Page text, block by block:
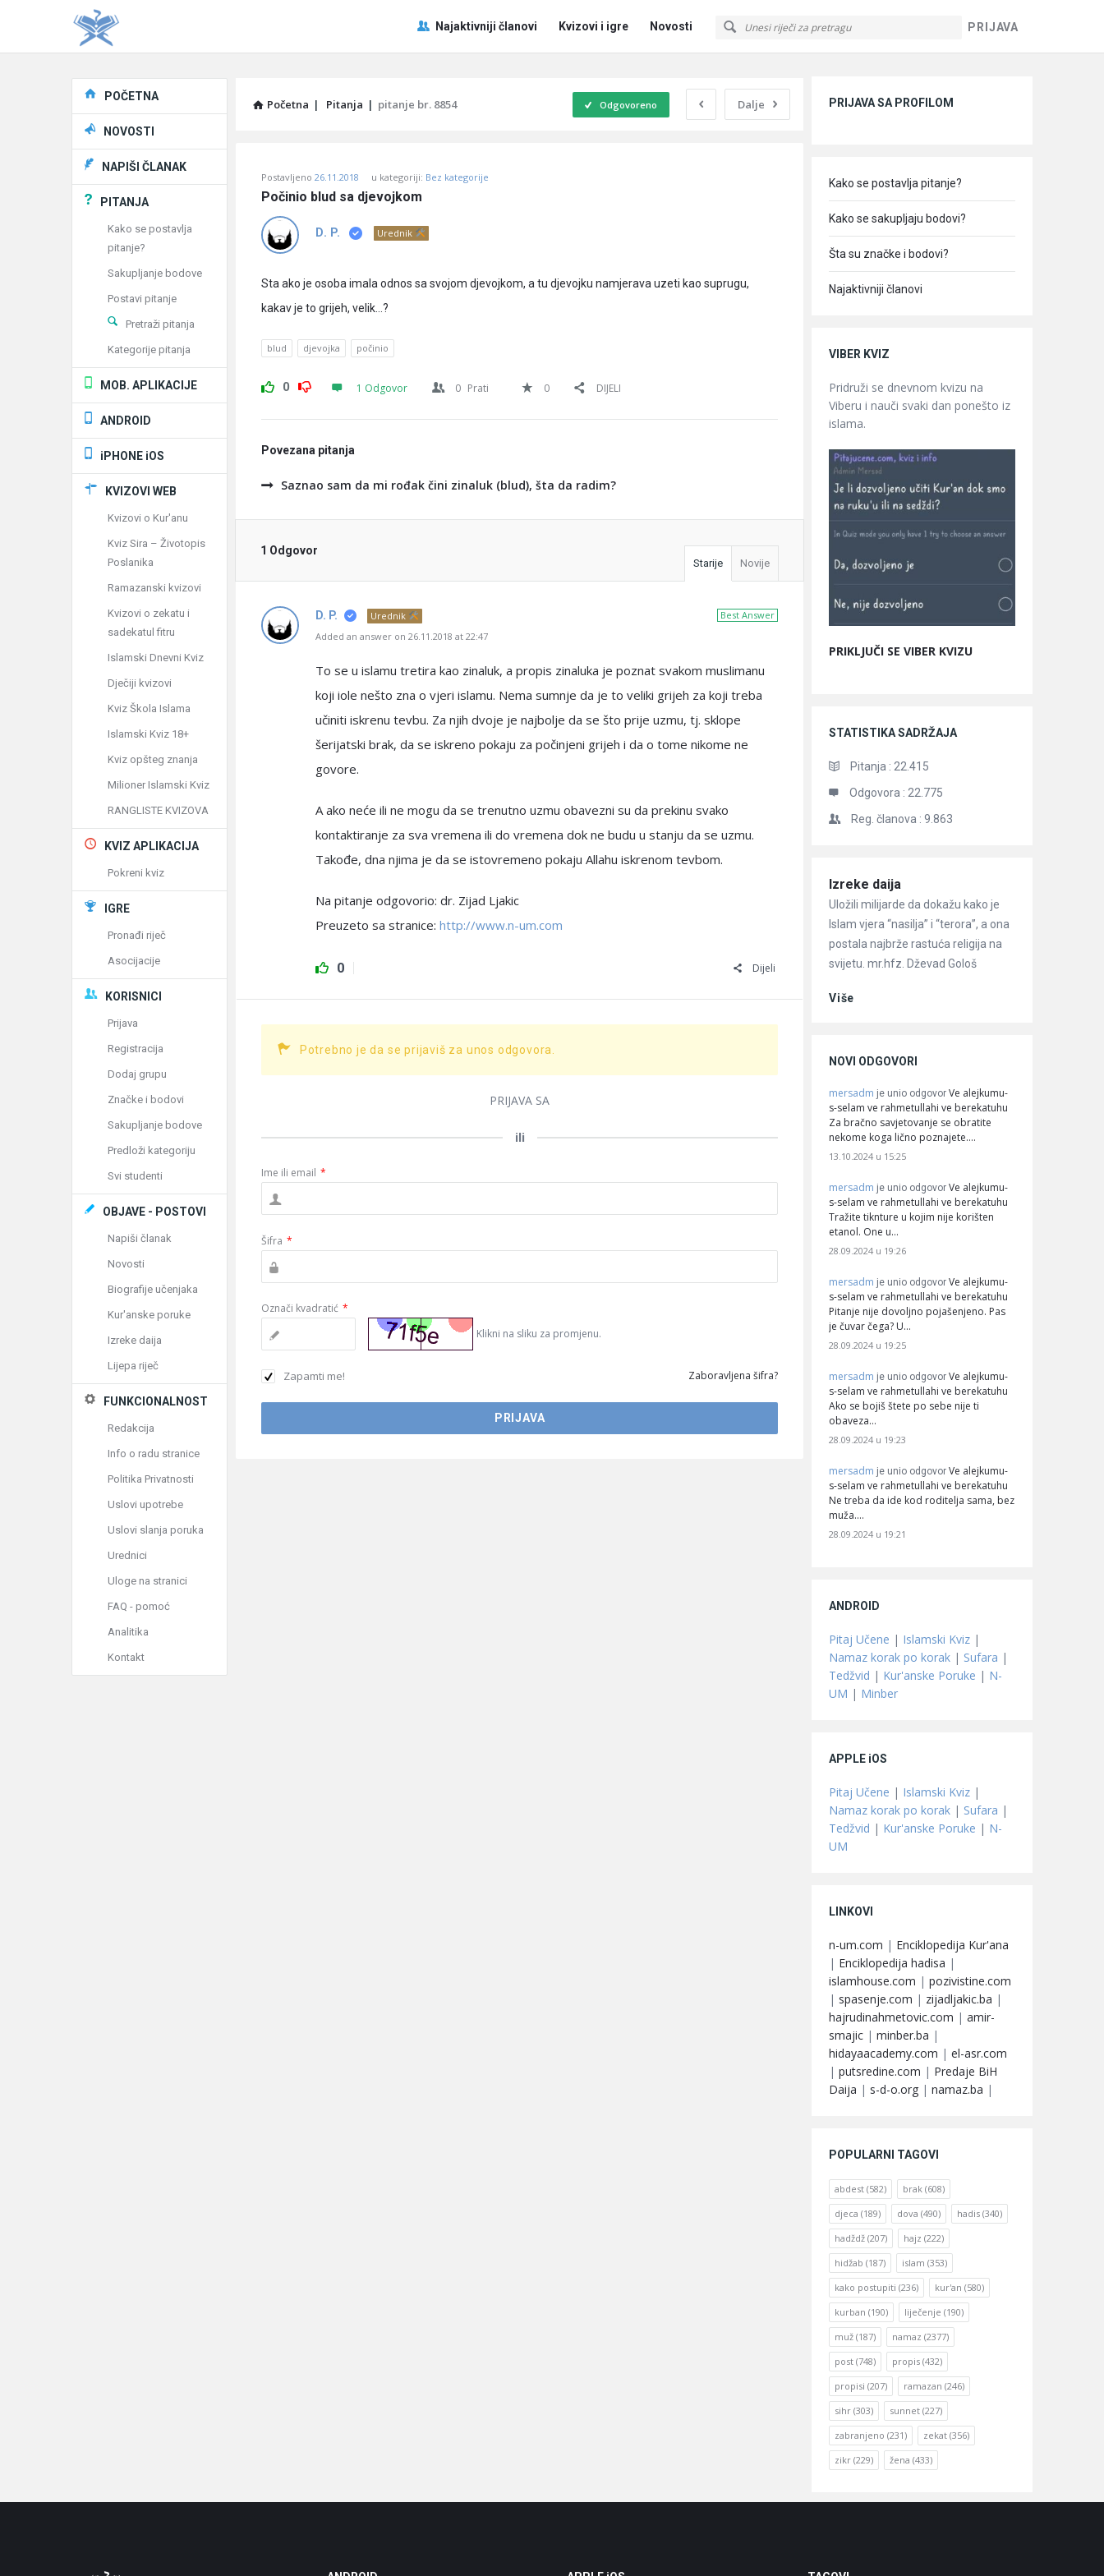
PRIJAVA
Pitaj
Učene
Navigacija
Najaktivniji članovi Kvizovi i igre Novosti
Početna | Pitanja | pitanje br. 8854 Dalje
Odgovoreno
Učene
Latest
Pitanja
Postavljeno 26.11.2018 u kategoriji: Bez kategorije
Počinio blud sa djevojkom
D. P. Urednik
Sta ako je osoba imala odnos sa svojom djevojkom, a tu djevojku namjerava uzeti kao suprugu,
kakav je to grijeh, velik…?
blud djevojka počinio
0 1 Odgovor 0 Prati 0 DIJELI
Povezana pitanja
Saznao sam da mi rođak čini zinaluk (blud), šta da radim?
1 Odgovor
Starije Novije
Best Answer
D. P.
Urednik
Added an answer on 26.11.2018 at 22:47
To se u islamu tretira kao zinaluk, a propis zinaluka je poznat svakom muslimanu
koji iole nešto zna o vjeri islamu. Nema sumnje da je to veliki grijeh za koji treba
učiniti iskrenu tevbu. Za njih dvoje je najbolje da se što prije uzmu, tj. sklope
šerijatski brak, da se iskreno pokaju za počinjeni grijeh i da o tome nikome ne
govore.
A ako neće ili ne mogu da se trenutno uzmu obavezni su da prekinu svako
kontaktiranje za sva vremena ili do vremena dok ne budu u stanju da se uzmu.
Takođe, dna njima je da se istovremeno pokaju Allahu iskrenom tevbom.
Na pitanje odgovorio: dr. Zijad Ljakic
Preuzeto sa stranice: http://www.n-um.com
0 Dijeli
Potrebno je da se prijaviš za unos odgovora.
PRIJAVA SA
ili
Ime ili email *
Šifra *
Označi kvadratić *
Klikni na sliku za promjenu.
Zapamti me! Zaboravljena šifra?
PRIJAVA SA PROFILOM
Kako se postavlja pitanje?
Kako se sakupljaju bodovi?
Šta su značke i bodovi?
Najaktivniji članovi
VIBER KVIZ
Pridruži se dnevnom kvizu na
Viberu i nauči svaki dan ponešto iz
islama.
PRIKLJUČI SE VIBER KVIZU
STATISTIKA SADRŽAJA
Pitanja : 22.415
Odgovora : 22.775
Reg. članova : 9.863
Članci
Izreke daija
Uložili milijarde da dokažu kako je
Islam vjera “nasilja” i “terora”, a ona
postala najbrže rastuća religija na
svijetu. mr.hfz. Dževad Gološ
Više
NOVI ODGOVORI
mersadm je unio odgovor Ve alejkumu-
s-selam ve rahmetullahi ve berekatuhu
Za bračno savjetovanje se obratite
nekome koga lično poznajete.…
13.10.2024 u 15:25
mersadm je unio odgovor Ve alejkumu-
s-selam ve rahmetullahi ve berekatuhu
Tražite tiknture u kojim nije korišten
etanol. One u…
28.09.2024 u 19:26
mersadm je unio odgovor Ve alejkumu-
s-selam ve rahmetullahi ve berekatuhu
Pitanje nije dovoljno pojašenjeno. Pas
je čuvar čega? U…
28.09.2024 u 19:25
mersadm je unio odgovor Ve alejkumu-
s-selam ve rahmetullahi ve berekatuhu
Ako se bojiš štete po sebe nije ti
obaveza…
28.09.2024 u 19:23
mersadm je unio odgovor Ve alejkumu-
s-selam ve rahmetullahi ve berekatuhu
Ne treba da ide kod roditelja sama, bez
muža.…
28.09.2024 u 19:21
ANDROID
Pitaj Učene | Islamski Kviz |
Namaz korak po korak | Sufara |
Tedžvid | Kur'anske Poruke | N-
UM | Minber
APPLE iOS
Pitaj Učene | Islamski Kviz |
Namaz korak po korak | Sufara |
Tedžvid | Kur'anske Poruke | N-
UM
LINKOVI
n-um.com | Enciklopedija Kur'ana
| Enciklopedija hadisa |
islamhouse.com | pozivistine.com
| spasenje.com | zijadljakic.ba |
hajrudinahmetovic.com | amir-
smajic | minber.ba |
hidayaacademy.com | el-asr.com
| putsredine.com | Predaje BiH
Daija | s-d-o.org | namaz.ba |
POPULARNI TAGOVI
abdest (582) brak (608)
djeca (189) dova (490) hadis (340)
hadždž (207) hajz (222)
hidžab (187) islam (353)
kako postupiti (236) kur'an (580)
kurban (190) liječenje (190)
muž (187) namaz (2377)
post (748) propis (432)
propisi (207) ramazan (246)
sihr (303) sunnet (227)
zabranjeno (231) zekat (356)
zikr (229) žena (433)
Explore
POČETNA
NOVOSTI
NAPIŠI ČLANAK
PITANJA
Kako se postavlja
pitanje?
Sakupljanje bodove
Postavi pitanje
Pretraži pitanja
Kategorije pitanja
MOB. APLIKACIJE
ANDROID
iPHONE iOS
KVIZOVI WEB
Kvizovi o Kur'anu
Kviz Sira – Životopis
Poslanika
Ramazanski kvizovi
Kvizovi o zekatu i
sadekatul fitru
Islamski Dnevni Kviz
Dječiji kvizovi
Kviz Škola Islama
Islamski Kviz 18+
Kviz opšteg znanja
Milioner Islamski Kviz
RANGLISTE KVIZOVA
KVIZ APLIKACIJA
Pokreni kviz
IGRE
Pronađi riječ
Asocijacije
KORISNICI
Prijava
Registracija
Dodaj grupu
Značke i bodovi
Sakupljanje bodove
Predloži kategoriju
Svi studenti
OBJAVE - POSTOVI
Napiši članak
Novosti
Biografije učenjaka
Kur'anske poruke
Izreke daija
Lijepa riječ
FUNKCIONALNOST
Redakcija
Info o radu stranice
Politika Privatnosti
Uslovi upotrebe
Uslovi slanja poruka
Urednici
Uloge na stranici
FAQ - pomoć
Analitika
Kontakt